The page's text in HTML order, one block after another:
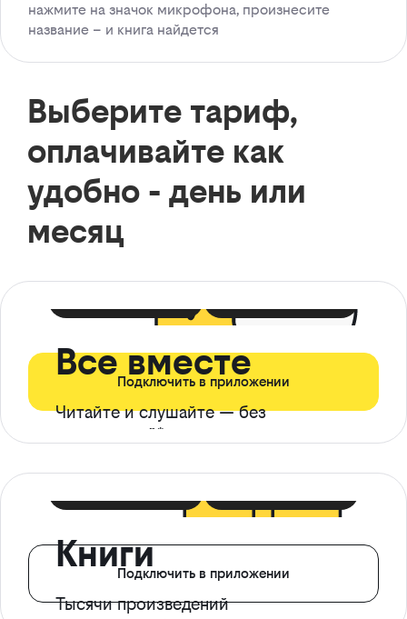
нажмите на значок микрофона, произнесите
название – и книга найдется
Выберите тариф,
оплачивайте как
удобно - день или
месяц
Все вместе
Читайте и слушайте — без
ограничений*
Подключить в приложении
Книги
Тысячи произведений
Подключить в приложении